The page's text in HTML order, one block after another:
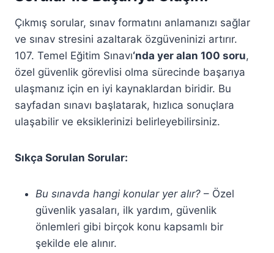
Çıkmış sorular, sınav formatını anlamanızı sağlar
ve sınav stresini azaltarak özgüveninizi artırır.
107. Temel Eğitim Sınavı‘nda yer alan 100 soru,
özel güvenlik görevlisi olma sürecinde başarıya
ulaşmanız için en iyi kaynaklardan biridir. Bu
sayfadan sınavı başlatarak, hızlıca sonuçlara
ulaşabilir ve eksiklerinizi belirleyebilirsiniz.
Sıkça Sorulan Sorular:
Bu sınavda hangi konular yer alır? – Özel
güvenlik yasaları, ilk yardım, güvenlik
önlemleri gibi birçok konu kapsamlı bir
şekilde ele alınır.